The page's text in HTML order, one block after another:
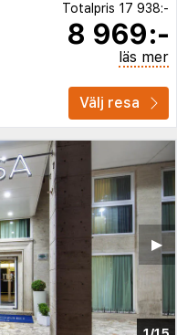
Totalpris 17 938:-
8 969:-
läs mer
Välj resa
▶︎